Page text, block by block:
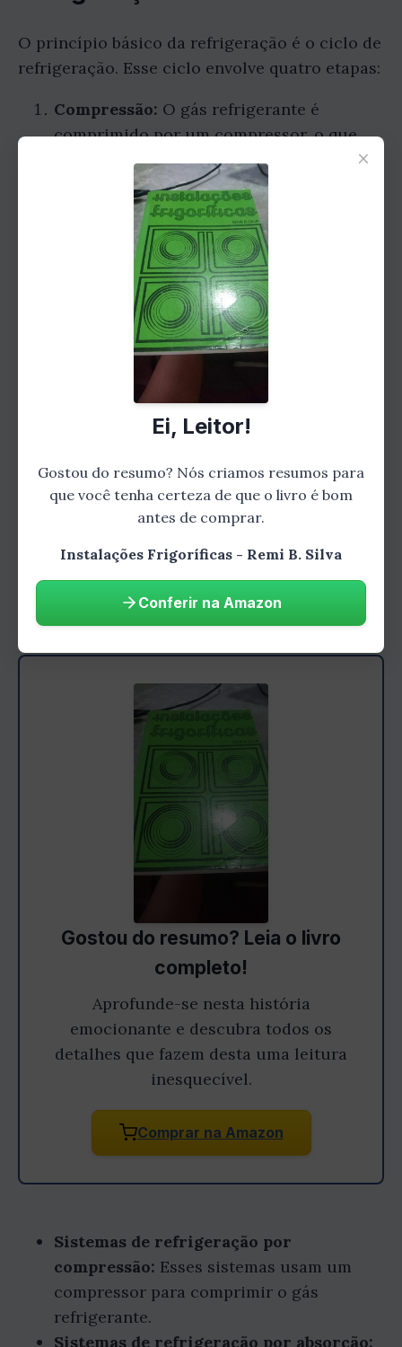
O princípio básico da refrigeração é o ciclo de
refrigeração. Esse ciclo envolve quatro etapas:
Compressão: O gás refrigerante é
comprimido por um compressor, o que
aumenta sua pressão e temperatura.
Condensação:O gás refrigerante quente
é então resfriado por um condensador, o
que o transforma em líquido.
Expansão:O líquido refrigerante é então
expandido por uma válvula de expansão,
o que diminui sua pressão e temperatura.
Evaporação:O líquido refrigerante frio é
então vaporizado por um evaporador, o
que absorve calor do ambiente ou objeto a
ser resfriado.
Tipos de sistemas de
refrigeração
Gostou do resumo? Leia o livro
completo!
Aprofunde-se nesta história
emocionante e descubra todos os
detalhes que fazem desta uma leitura
inesquecível.
Comprar na Amazon
Sistemas de refrigeração por
compressão: Esses sistemas usam um
compressor para comprimir o gás
refrigerante.
Sistemas de refrigeração por absorção:
×
Ei, Leitor!
Gostou do resumo? Nós criamos resumos para
que você tenha certeza de que o livro é bom
antes de comprar.
Instalações Frigoríficas - Remi B. Silva
Conferir na Amazon